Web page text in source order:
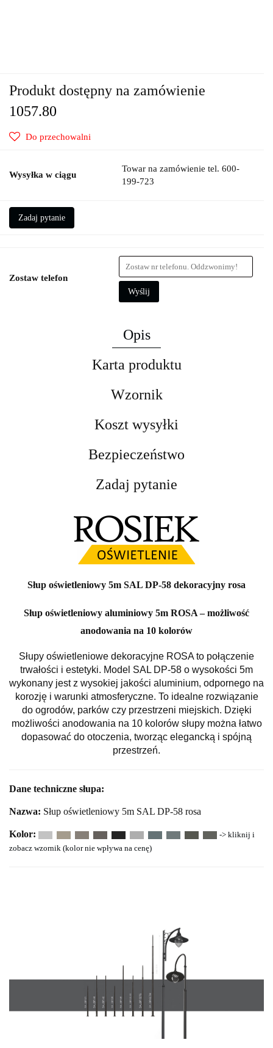
Produkt dostępny na zamówienie
1057.80
Do przechowalni
Wysyłka w ciągu
Towar na zamówienie tel. 600-
199-723
Zadaj pytanie
Zostaw telefon
Wyślij
Opis
Karta produktu
Wzornik
Koszt wysyłki
Bezpieczeństwo
Zadaj pytanie
Słup oświetleniowy 5m SAL DP-58 dekoracyjny rosa
Słup oświetleniowy aluminiowy 5m ROSA – możliwość
anodowania na 10 kolorów
Słupy oświetleniowe dekoracyjne ROSA to połączenie
trwałości i estetyki. Model SAL DP-58 o wysokości 5m
wykonany jest z wysokiej jakości aluminium, odpornego na
korozję i warunki atmosferyczne. To idealne rozwiązanie
do ogrodów, parków czy przestrzeni miejskich. Dzięki
możliwości anodowania na 10 kolorów słupy można łatwo
dopasować do otoczenia, tworząc elegancką i spójną
przestrzeń.
Dane techniczne słupa:
Nazwa: Słup oświetleniowy 5m SAL DP-58 rosa
Kolor:
-> kliknij i
zobacz wzornik (kolor nie wpływa na cenę)